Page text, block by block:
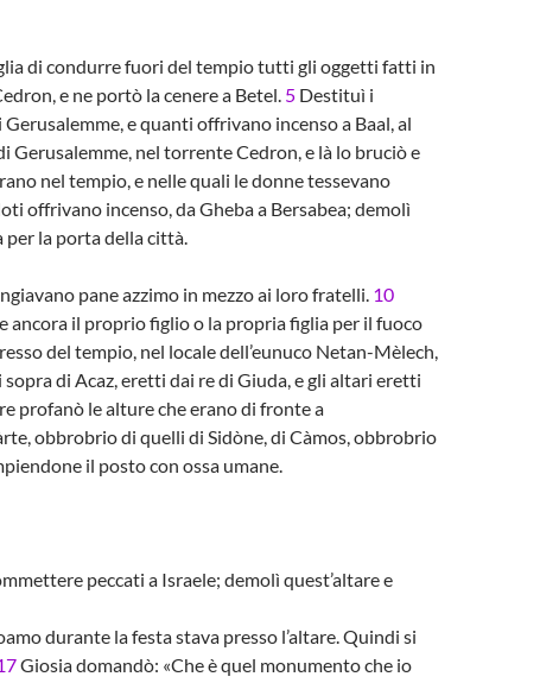
di condurre fuori del tempio tutti gli oggetti fatti in
e ne portò la cenere a Betel. 5 Destituì i
e quanti offrivano incenso a Baal, al
Gerusalemme, nel torrente Cedron, e là lo bruciò e
nel tempio, e nelle quali le donne tessevano
offrivano incenso, da Gheba a Bersabea; demolì
per la porta della città.
pane azzimo in mezzo ai loro fratelli. 10
ancora il proprio figlio o la propria figlia per il fuoco
del tempio, nel locale dell’eunuco Netan-Mèlech,
di Acaz, eretti dai re di Giuda, e gli altari eretti
profanò le alture che erano di fronte a
obbrobrio di quelli di Sidòne, di Càmos, obbrobrio
il posto con ossa umane.
peccati a Israele; demolì quest’altare e
durante la festa stava presso l’altare. Quindi si
Giosia domandò: «Che è quel monumento che io